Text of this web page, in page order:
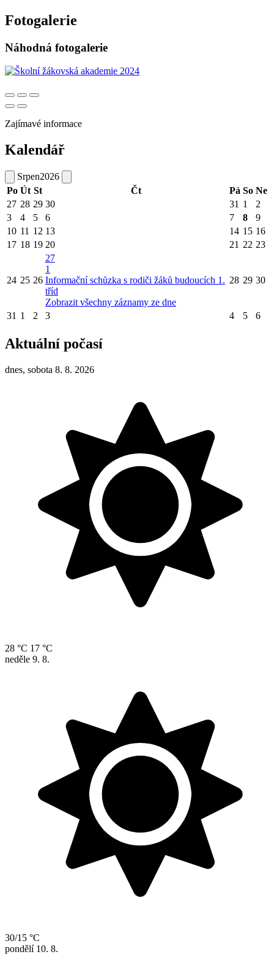
Fotogalerie
Náhodná fotogalerie
Zajímavé informace
Kalendář
Srpen2026
Po Út St Čt Pá So Ne
27 28 29 30 31 1
2
3
4 5 6 7 8
9
10 11 12 13 14 15 16
17 18 19 20 21 22 23
24 25 26
27
1
Informační schůzka s rodiči žáků budoucích 1.
tříd
Zobrazit všechny záznamy ze dne
28 29 30
31 1 2 3 4 5 6
Aktuální počasí
dnes, sobota 8. 8. 2026
28 °C 17 °C
neděle 9. 8.
30/15 °C
pondělí 10. 8.